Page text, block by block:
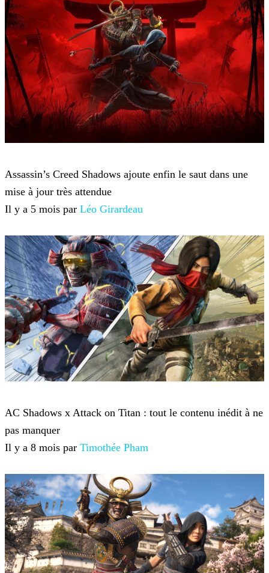
Assassin’s Creed Shadows ajoute enfin le saut dans une
mise à jour très attendue
Il y a 5 mois par Léo Girardeau
AC Shadows x Attack on Titan : tout le contenu inédit à ne
pas manquer
Il y a 8 mois par Timothée Pham